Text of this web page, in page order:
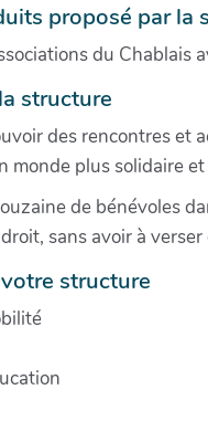
proposé par la
du Chablais
structure
des rencontres et
monde plus solidaire
de bénévoles
sans avoir à
structure